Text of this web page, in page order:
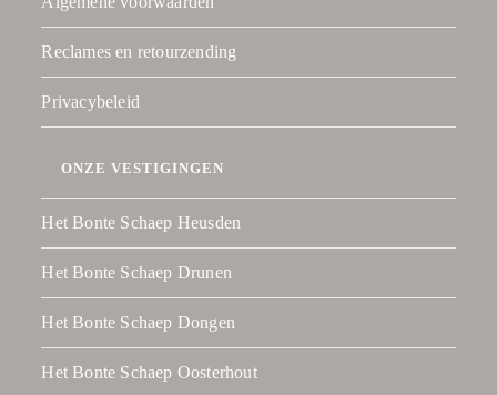
Reclames en retourzending
Privacybeleid
ONZE VESTIGINGEN
Het Bonte Schaep Heusden
Het Bonte Schaep Drunen
Het Bonte Schaep Dongen
Het Bonte Schaep Oosterhout